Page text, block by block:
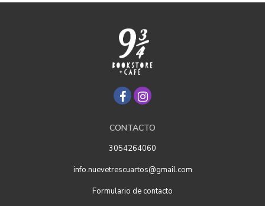
CONTACTO
3054264060
info.nuevetrescuartos@gmail.com
Formulario de contacto